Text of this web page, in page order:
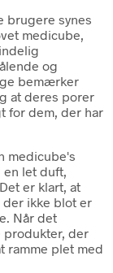
brugere synes
medicube,
og
bemærker
at deres porer
for dem, der har
medicube's
let duft,
er klart, at
der ikke blot er
Når det
produkter, der
ramme plet med